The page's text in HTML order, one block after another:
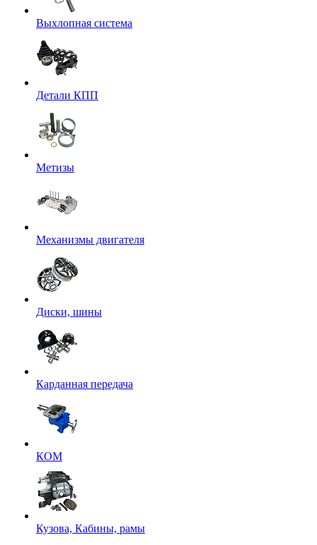
Выхлопная система
Детали КПП
Метизы
Механизмы двигателя
Диски, шины
Карданная передача
КОМ
Кузова, Кабины, рамы